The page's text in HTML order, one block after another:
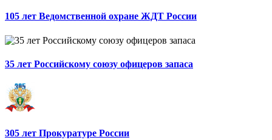
105 лет Ведомственной охране ЖДТ России
35 лет Российскому союзу офицеров запаса
305 лет Прокуратуре России